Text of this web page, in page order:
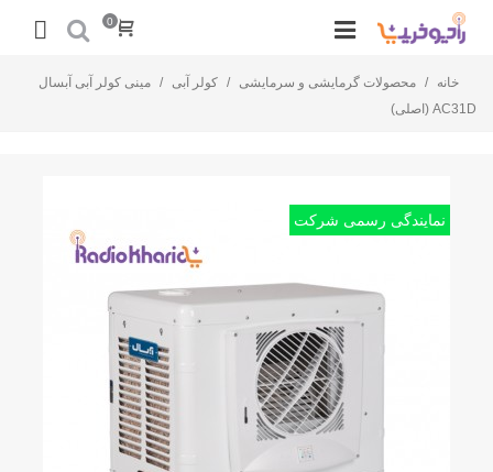
0
خانه / محصولات گرمایشی و سرمایشی / کولر آبی / مینی کولر آبی آبسال
AC31D (اصلی)
نمایندگی رسمی شرکت